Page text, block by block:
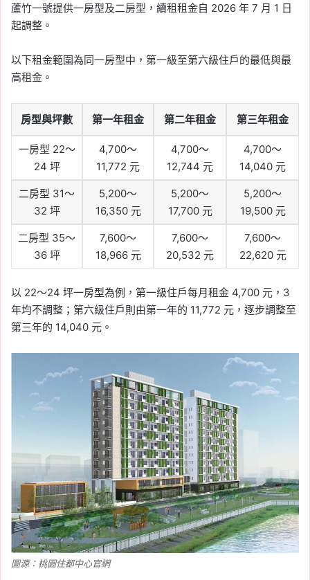
蘆竹一號提供一房型及二房型，續租租金自 2026 年 7 月 1 日
起調整。
以下租金範圍為同一房型中，第一級至第六級住戶的最低與最
高租金。
房型與坪數 第一年租金 第二年租金 第三年租金
一房型 22～
24 坪
4,700～
11,772 元
4,700～
12,744 元
4,700～
14,040 元
二房型 31～
32 坪
5,200～
16,350 元
5,200～
17,700 元
5,200～
19,500 元
二房型 35～
36 坪
7,600～
18,966 元
7,600～
20,532 元
7,600～
22,620 元
以 22～24 坪一房型為例，第一級住戶每月租金 4,700 元，3
年均不調整；第六級住戶則由第一年的 11,772 元，逐步調整至
第三年的 14,040 元。
圖源：桃園住都中心官網